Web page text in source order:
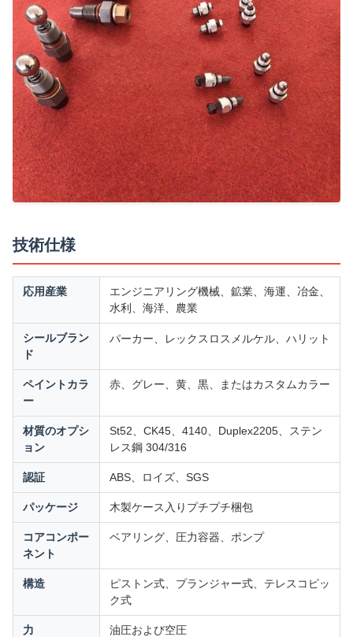
技術仕様
応用産業
エンジニアリング機械、鉱業、海運、冶金、
水利、海洋、農業
シールブラン
ド
パーカー、 レックスロス メルケル、ハリット
ペイントカラ
ー
赤、グレー、黄、黒、またはカスタムカラー
材質のオプシ
ョン
St52、CK45、4140、Duplex2205、ステン
レス鋼 304/316
認証 ABS、ロイズ、SGS
パッケージ 木製ケース入りプチプチ梱包
コアコンポー
ネント
ベアリング、圧力容器、ポンプ
構造
ピストン式、プランジャー式、テレスコピッ
ク式
力 油圧および空圧